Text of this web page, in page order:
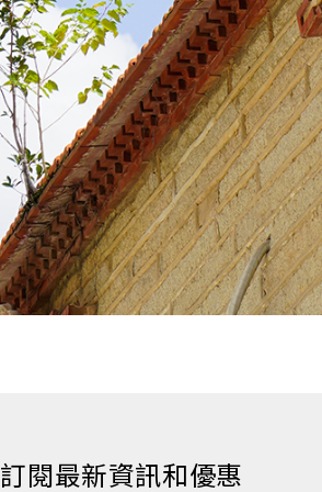
訂閱最新資訊和優惠